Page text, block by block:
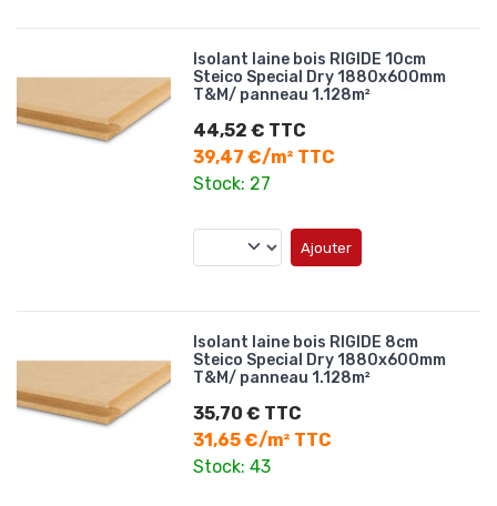
Isolant laine bois RIGIDE 10cm
Steico Special Dry 1880x600mm
T&M/ panneau 1.128m²
44,52 € TTC
39,47 €/m² TTC
Stock: 27
Ajouter
Isolant laine bois RIGIDE 8cm
Steico Special Dry 1880x600mm
T&M/ panneau 1.128m²
35,70 € TTC
31,65 €/m² TTC
Stock: 43